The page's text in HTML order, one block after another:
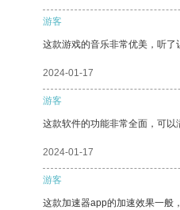
游客
这款游戏的音乐非常优美，听了
2024-01-17
游客
这款软件的功能非常全面，可以
2024-01-17
游客
这款加速器app的加速效果一般